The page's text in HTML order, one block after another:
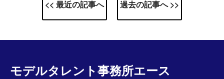
<< 最近の記事へ 過去の記事へ >>
モデルタレント事務所エース